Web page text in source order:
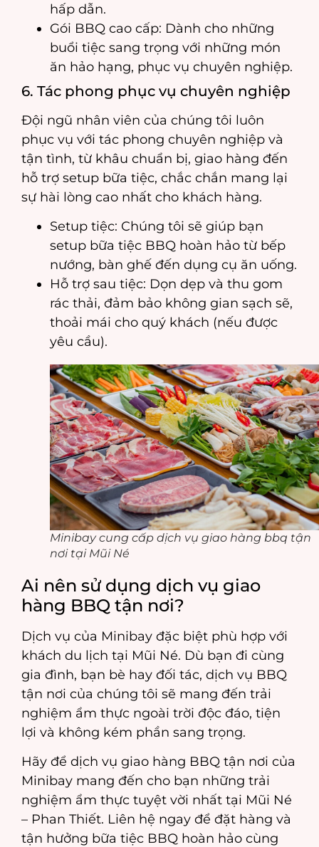
hấp dẫn.
Gói BBQ cao cấp: Dành cho những
buổi tiệc sang trọng với những món
ăn hảo hạng, phục vụ chuyên nghiệp.
6. Tác phong phục vụ chuyên nghiệp
Đội ngũ nhân viên của chúng tôi luôn
phục vụ với tác phong chuyên nghiệp và
tận tình, từ khâu chuẩn bị, giao hàng đến
hỗ trợ setup bữa tiệc, chắc chắn mang lại
sự hài lòng cao nhất cho khách hàng.
Setup tiệc: Chúng tôi sẽ giúp bạn
setup bữa tiệc BBQ hoàn hảo từ bếp
nướng, bàn ghế đến dụng cụ ăn uống.
Hỗ trợ sau tiệc: Dọn dẹp và thu gom
rác thải, đảm bảo không gian sạch sẽ,
thoải mái cho quý khách (nếu được
yêu cầu).
Minibay cung cấp dịch vụ giao hàng bbq tận
nơi tại Mũi Né
Ai nên sử dụng dịch vụ giao
hàng BBQ tận nơi?
Dịch vụ của Minibay đặc biệt phù hợp với
khách du lịch tại Mũi Né. Dù bạn đi cùng
gia đình, bạn bè hay đối tác, dịch vụ BBQ
tận nơi của chúng tôi sẽ mang đến trải
nghiệm ẩm thực ngoài trời độc đáo, tiện
lợi và không kém phần sang trọng.
Hãy để dịch vụ giao hàng BBQ tận nơi của
Minibay mang đến cho bạn những trải
nghiệm ẩm thực tuyệt vời nhất tại Mũi Né
– Phan Thiết. Liên hệ ngay để đặt hàng và
tận hưởng bữa tiệc BBQ hoàn hảo cùng